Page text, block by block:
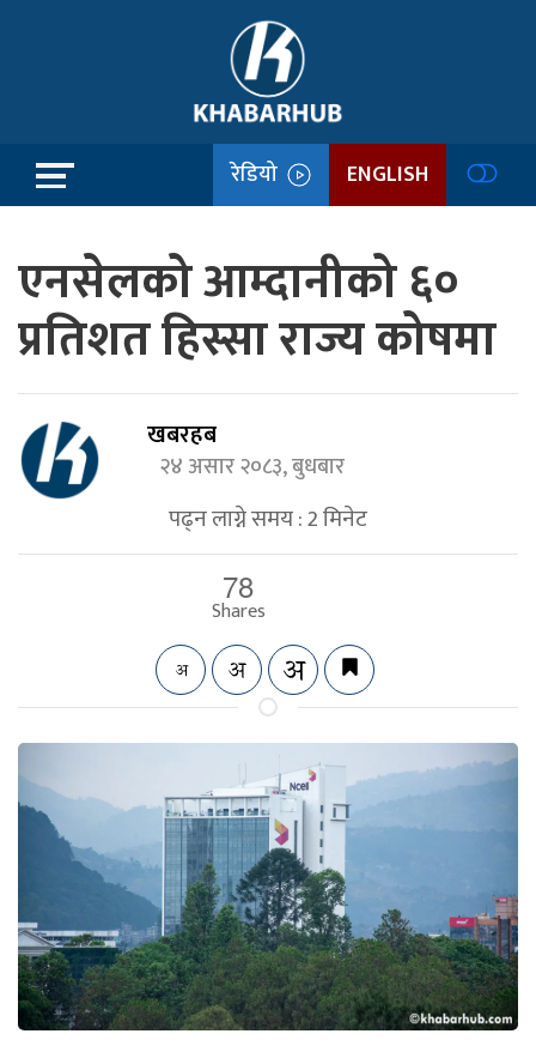
रेडियो ENGLISH
एनसेलको आम्दानीको ६०
प्रतिशत हिस्सा राज्य कोषमा
खबरहब
२४ असार २०८३, बुधबार
पढ्न लाग्ने समय :2मिनेट
78
Shares